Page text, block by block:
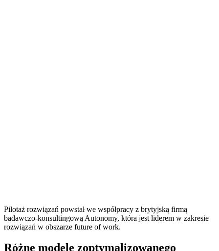
rozwiązań w obszarze future of work.
Różne modele zoptymalizowanego
tygodnia pracy